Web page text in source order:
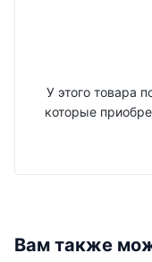
У этого товара
которые
Вам также